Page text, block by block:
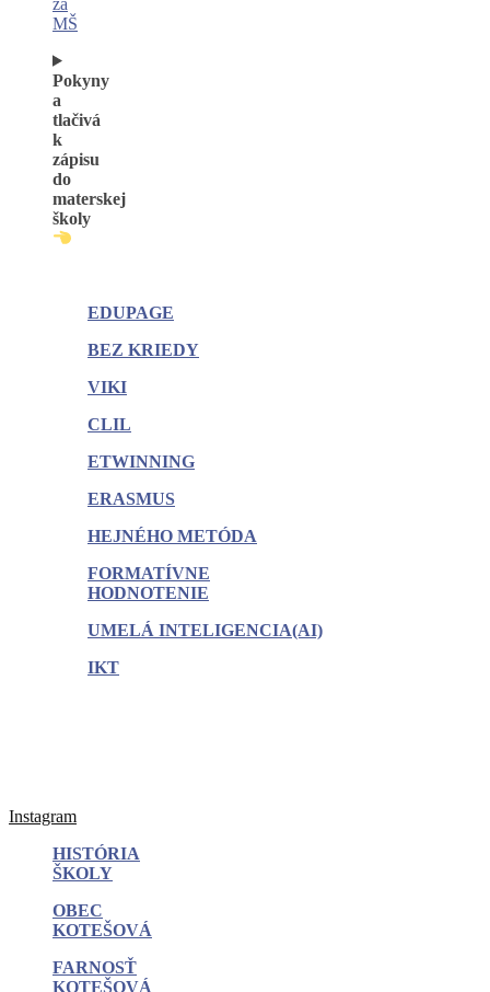
MŠ
Pokyny
a
tlačivá
k
zápisu
do
materskej
školy
EDUPAGE
BEZ KRIEDY
VIKI
CLIL
ETWINNING
ERASMUS
HEJNÉHO METÓDA
FORMATÍVNE
HODNOTENIE
UMELÁ INTELIGENCIA(AI)
IKT
Instagram
HISTÓRIA
ŠKOLY
OBEC
KOTEŠOVÁ
FARNOSŤ
KOTEŠOVÁ